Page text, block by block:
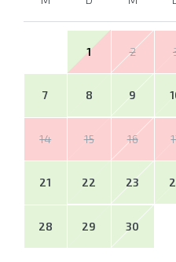
1 2
7 8 9
14 15 16
21 22 23
28 29 30